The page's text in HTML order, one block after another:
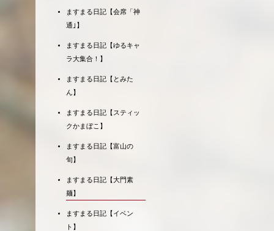
ますまる日記【会席「神
通｣】
ますまる日記【ゆるキャ
ラ大集合！】
ますまる日記【とみた
ん】
ますまる日記【スティッ
クかまぼこ】
ますまる日記【富山の
旬】
ますまる日記【大門素
麺】
ますまる日記【イベン
ト】